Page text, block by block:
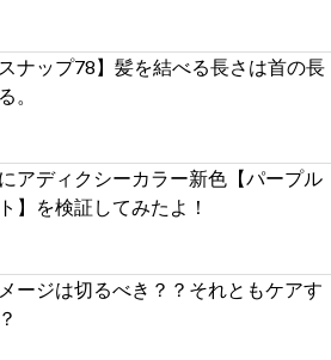
スナップ78】髪を結べる長さは首の長
。
アディクシーカラー新色【パープル
】を検証してみたよ！
ージは切るべき？？それともケアす